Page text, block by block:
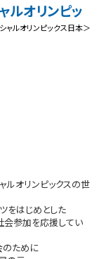
ルオリンピッ
ャルオリンピックス日本＞
ルオリンピックスの世
をはじめとした
会参加を応援してい
のために